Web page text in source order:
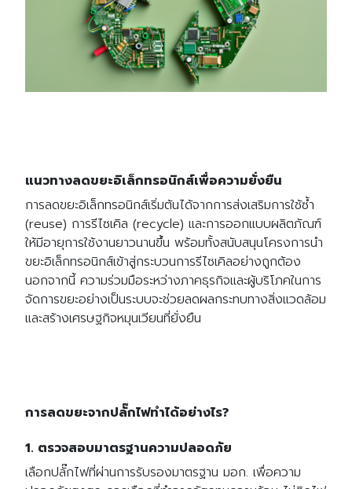
แนวทางลดขยะอิเล็กทรอนิกส์เพื่อความยั่งยืน
การลดขยะอิเล็กทรอนิกส์เริ่มต้นได้จากการส่งเสริมการใช้ซ้ำ
(reuse) การรีไซเคิล (recycle) และการออกแบบผลิตภัณฑ์
ให้มีอายุการใช้งานยาวนานขึ้น พร้อมทั้งสนับสนุนโครงการนำ
ขยะอิเล็กทรอนิกส์เข้าสู่กระบวนการรีไซเคิลอย่างถูกต้อง
นอกจากนี้ ความร่วมมือระหว่างภาคธุรกิจและผู้บริโภคในการ
จัดการขยะอย่างเป็นระบบจะช่วยลดผลกระทบทางสิ่งแวดล้อม
และสร้างเศรษฐกิจหมุนเวียนที่ยั่งยืน
การลดขยะจากปลั๊กไฟทำได้อย่างไร?
1. ตรวจสอบมาตรฐานความปลอดภัย
เลือกปลั๊กไฟที่ผ่านการรับรองมาตรฐาน มอก. เพื่อความ